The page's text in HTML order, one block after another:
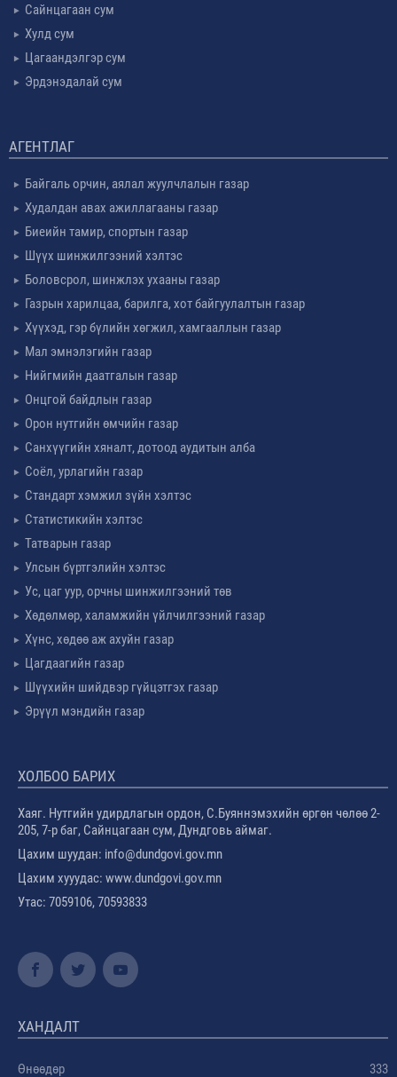
Сайнцагаан сум
Хулд сум
Цагаандэлгэр сум
Эрдэнэдалай сум
АГЕНТЛАГ
Байгаль орчин, аялал жуулчлалын газар
Худалдан авах ажиллагааны газар
Биеийн тамир, спортын газар
Шүүх шинжилгээний хэлтэс
Боловсрол, шинжлэх ухааны газар
Газрын харилцаа, барилга, хот байгуулалтын газар
Хүүхэд, гэр бүлийн хөгжил, хамгааллын газар
Мал эмнэлэгийн газар
Нийгмийн даатгалын газар
Онцгой байдлын газар
Орон нутгийн өмчийн газар
Санхүүгийн хяналт, дотоод аудитын алба
Соёл, урлагийн газар
Стандарт хэмжил зүйн хэлтэс
Статистикийн хэлтэс
Татварын газар
Улсын бүртгэлийн хэлтэс
Ус, цаг уур, орчны шинжилгээний төв
Хөдөлмөр, халамжийн үйлчилгээний газар
Хүнс, хөдөө аж ахуйн газар
Цагдаагийн газар
Шүүхийн шийдвэр гүйцэтгэх газар
Эрүүл мэндийн газар
ХОЛБОО БАРИХ
Хаяг. Нутгийн удирдлагын ордон, С.Буяннэмэхийн өргөн чөлөө 2-
205, 7-р баг, Сайнцагаан сум, Дундговь аймаг.
Цахим шуудан: info@dundgovi.gov.mn
Цахим хууудас: www.dundgovi.gov.mn
Утас: 7059106, 70593833
ХАНДАЛТ
Өнөөдөр 333